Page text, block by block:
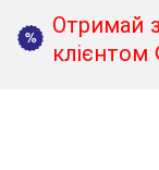
%
Отримай
клієнтом